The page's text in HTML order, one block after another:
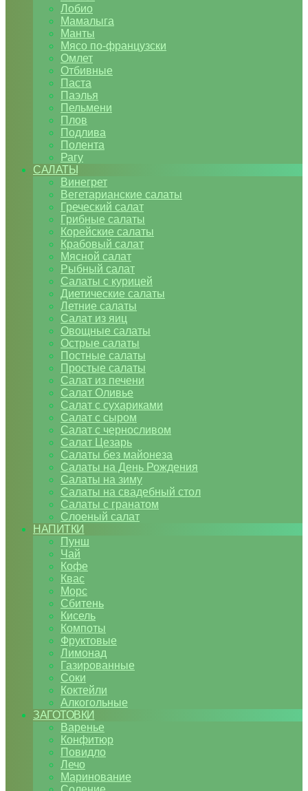
Лобио
Мамалыга
Манты
Мясо по-французски
Омлет
Отбивные
Паста
Паэлья
Пельмени
Плов
Подлива
Полента
Рагу
САЛАТЫ
Винегрет
Вегетарианские салаты
Греческий салат
Грибные салаты
Корейские салаты
Крабовый салат
Мясной салат
Рыбный салат
Салаты с курицей
Диетические салаты
Летние салаты
Салат из яиц
Овощные салаты
Острые салаты
Постные салаты
Простые салаты
Салат из печени
Салат Оливье
Салат с сухариками
Салат с сыром
Салат с черносливом
Салат Цезарь
Салаты без майонеза
Салаты на День Рождения
Салаты на зиму
Салаты на свадебный стол
Салаты с гранатом
Слоеный салат
НАПИТКИ
Пунш
Чай
Кофе
Квас
Морс
Сбитень
Кисель
Компоты
Фруктовые
Лимонад
Газированные
Соки
Коктейли
Алкогольные
ЗАГОТОВКИ
Варенье
Конфитюр
Повидло
Лечо
Маринование